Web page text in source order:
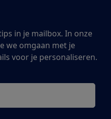
in je mailbox. In onze
we omgaan met je
voor je personaliseren.